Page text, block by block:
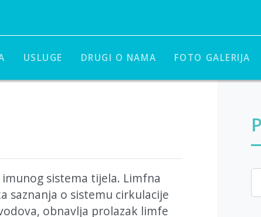
USLUGE DRUGI O NAMA FOTO GALERIJA
sistema tijela. Limfna
saznanja o sistemu cirkulacije
obnavlja prolazak limfe